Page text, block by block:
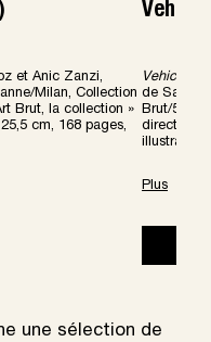
et Anic Zanzi,
Milan, Collection
Brut, la collection »
cm, 168 pages,
Vehicles
de Sarah
Brut/5
direction
Plus
une sélection de